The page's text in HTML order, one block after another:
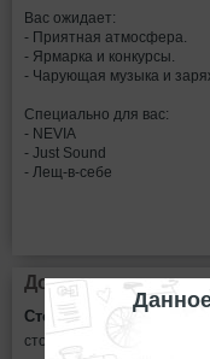
Вас ожидает:
- Приятная атмосфера.
- Ярмарка и конкурсы.
- Чарующая музыка и
Специально для вас:
- NEVIA
- Just Sound
- Лещ-в-себе
Дополнительная
Стоимость билетов:
стоимость входа